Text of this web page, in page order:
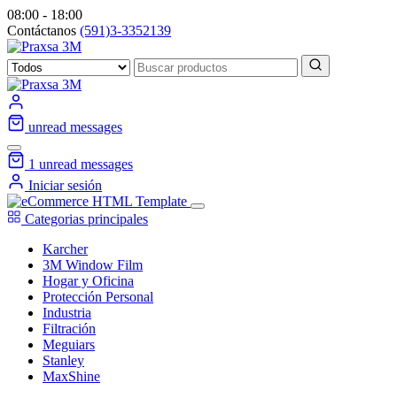
08:00 - 18:00
Contáctanos (591)3-3352139
unread messages
1 unread messages
Iniciar sesión
Categorias principales
Karcher
3M Window Film
Hogar y Oficina
Protección Personal
Industria
Filtración
Meguiars
Stanley
MaxShine